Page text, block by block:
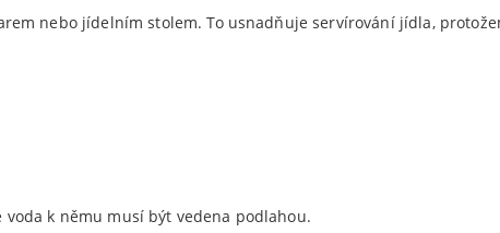
nebo jídelním stolem. To usnadňuje servírování jídla,
k němu musí být vedena podlahou.